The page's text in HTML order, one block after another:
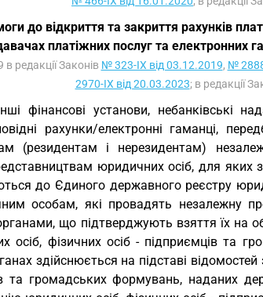
до відкриття та закриття рахунків
платіжних послуг та електронних
в редакції Законів № 323-IX від 03.12.2019, №
2970-IX від 20.03.2023; в редакції
фінансові установи, небанківські
рахунки/електронні гаманці,
(резидентам і нерезидентам)
юридичних осіб, для яких
до Єдиного державного реєстру
особам, які провадять незалежну
що підтверджують взяття їх на
осіб, фізичних осіб - підприємців та
здійснюється на підставі
та громадських формувань, наданих